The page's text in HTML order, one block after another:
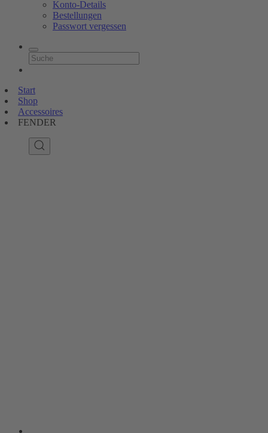
Konto-Details
Bestellungen
Passwort vergessen
Start
Shop
Accessoires
FENDER